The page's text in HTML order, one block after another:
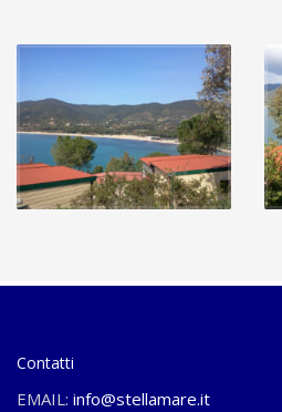
Contatti
EMAIL: info@stellamare.it